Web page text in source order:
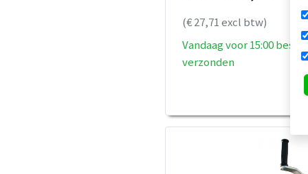
(€ 27,71 excl btw)
Vandaag voor 15:00
verzonden